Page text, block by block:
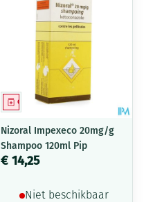
Geneesmiddel
Nizoral Impexeco 20mg/g
Shampoo 120ml Pip
€ 14,25
Niet beschikbaar